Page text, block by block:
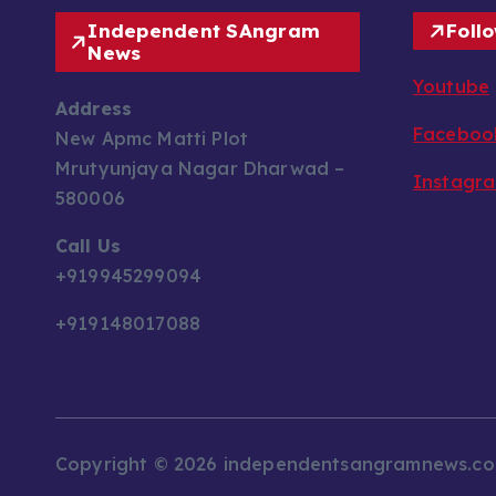
Independent SAngram
News
Address
New Apmc Matti Plot
Mrutyunjaya Nagar Dharwad –
580006
Call Us
+919945299094
+919148017088
Youtube
Copyright © 2026